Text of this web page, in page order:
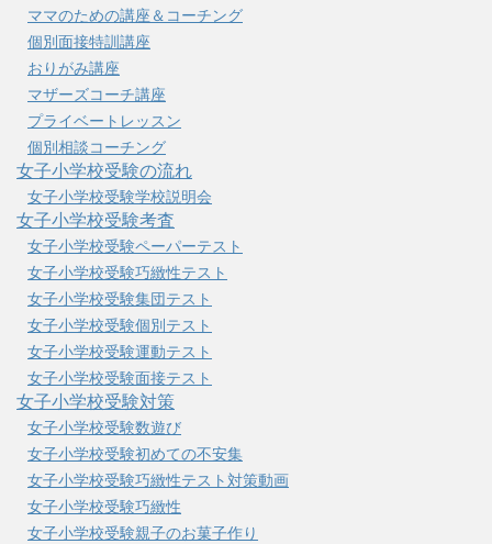
ママのための講座＆コーチング
個別面接特訓講座
おりがみ講座
マザーズコーチ講座
プライベートレッスン
個別相談コーチング
女子小学校受験の流れ
女子小学校受験学校説明会
女子小学校受験考査
女子小学校受験ペーパーテスト
女子小学校受験巧緻性テスト
女子小学校受験集団テスト
女子小学校受験個別テスト
女子小学校受験運動テスト
女子小学校受験面接テスト
女子小学校受験対策
女子小学校受験数遊び
女子小学校受験初めての不安集
女子小学校受験巧緻性テスト対策動画
女子小学校受験巧緻性
女子小学校受験親子のお菓子作り